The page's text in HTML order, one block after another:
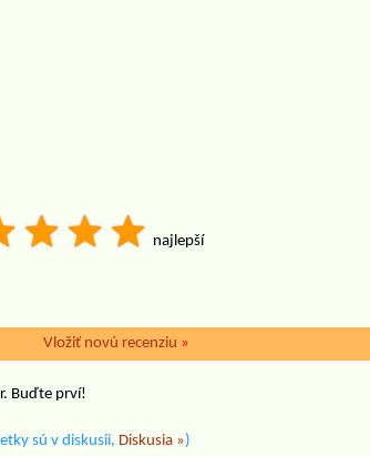
najlepší
Vložiť novú recenziu »
Buďte prví!
sú v diskusii, Diskusia »)